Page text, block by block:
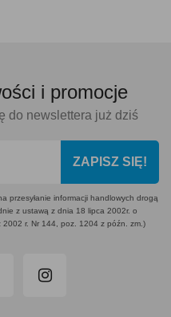
i promocje
do newslettera już dziś
ZAPISZ SIĘ!
przesyłanie informacji handlowych drogą
z ustawą z dnia 18 lipca 2002r. o
2002 r. Nr 144, poz. 1204 z późn. zm.)